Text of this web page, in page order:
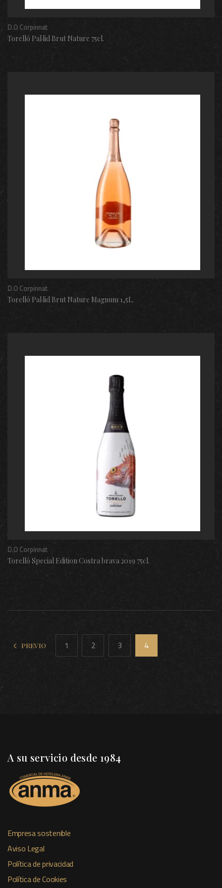
D.O Corpinnat
Torelló Pal·lid Brut Nature 75cl.
D.O Corpinnat
Torelló Pal·lid Brut Nature Magnum 1,5L.
D.O Corpinnat
Torelló Special Edition Costra brava 2019 75cl.
PREVIO 1 2 3 4
A su servicio desde 1984
Empresa sostenible
Aviso Legal
Política de privacidad
Política de Cookies